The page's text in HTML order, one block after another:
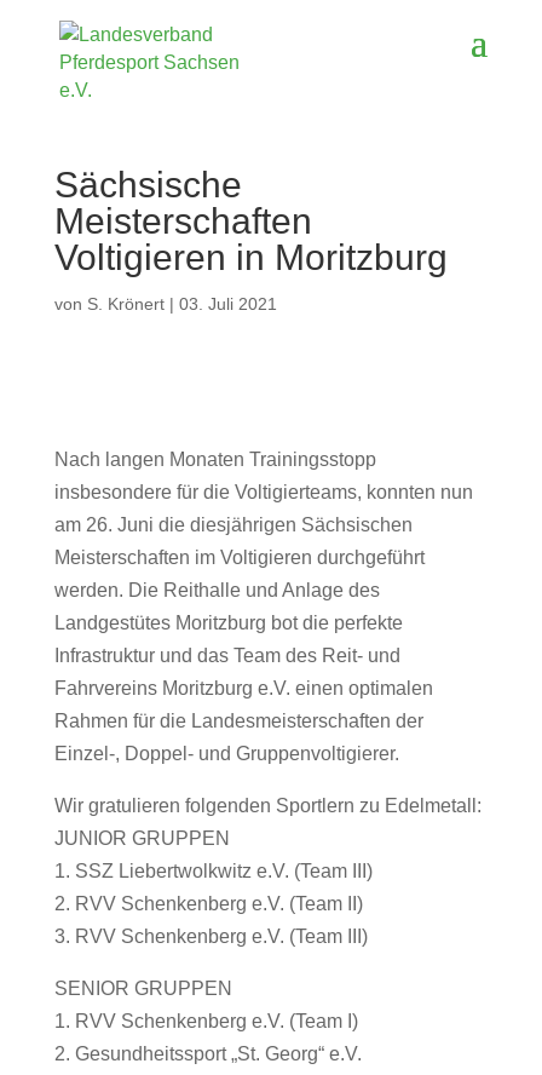
Sächsische
Meisterschaften
Voltigieren in Moritzburg
von S. Krönert| 03. Juli 2021
Nach langen Monaten Trainingsstopp
insbesondere für die Voltigierteams, konnten nun
am 26. Juni die diesjährigen Sächsischen
Meisterschaften im Voltigieren durchgeführt
werden. Die Reithalle und Anlage des
Landgestütes Moritzburg bot die perfekte
Infrastruktur und das Team des Reit- und
Fahrvereins Moritzburg e.V. einen optimalen
Rahmen für die Landesmeisterschaften der
Einzel-, Doppel- und Gruppenvoltigierer.
Wir gratulieren folgenden Sportlern zu Edelmetall:
JUNIOR GRUPPEN
1. SSZ Liebertwolkwitz e.V. (Team III)
2. RVV Schenkenberg e.V. (Team II)
3. RVV Schenkenberg e.V. (Team III)
SENIOR GRUPPEN
1. RVV Schenkenberg e.V. (Team I)
2. Gesundheitssport „St. Georg“ e.V.